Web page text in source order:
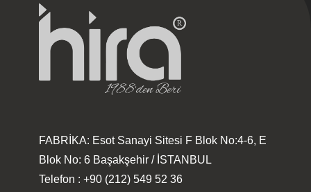
FABRİKA: Esot Sanayi Sitesi F Blok No:4-6, E
Blok No: 6 Başakşehir / İSTANBUL
Telefon : +90 (212) 549 52 36